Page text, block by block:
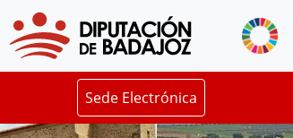
Sede Electrónica